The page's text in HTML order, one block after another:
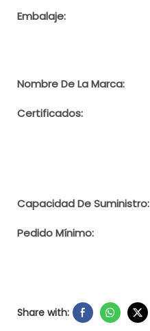
Embalaje:
Nombre De La Marca:
Certificados:
Capacidad De Suministro:
Pedido Mínimo:
Share with: